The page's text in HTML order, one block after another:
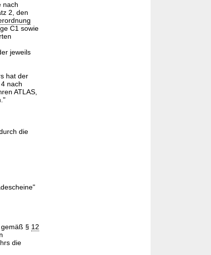
nach
2, den
C1 sowie
jeweils
hat der
nach
ATLAS,
die
§ 12
die